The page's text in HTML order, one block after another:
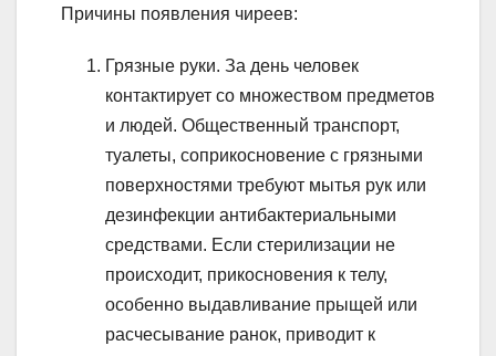
Причины появления чиреев:
Грязные руки. За день человек
контактирует со множеством предметов
и людей. Общественный транспорт,
туалеты, соприкосновение с грязными
поверхностями требуют мытья рук или
дезинфекции антибактериальными
средствами. Если стерилизации не
происходит, прикосновения к телу,
особенно выдавливание прыщей или
расчесывание ранок, приводит к